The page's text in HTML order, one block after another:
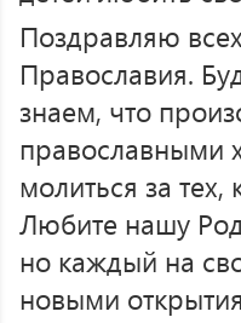
Поздравляю
Православия.
знаем, что
православными
молиться за тех,
Любите нашу
но каждый на
новыми